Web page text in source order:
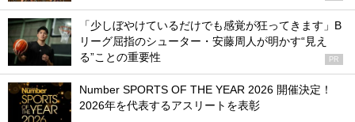
「少しぼやけているだけでも感覚が狂ってきます」B
リーグ屈指のシューター・安藤周人が明かす“見え
る”ことの重要性
PR
Number SPORTS OF THE YEAR 2026 開催決定！
2026年を代表するアスリートを表彰